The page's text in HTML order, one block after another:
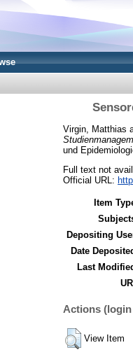
Virgin, Matthias
und
Full text not
Official URL:
Item
Depositing
Date
Last
Actions
View Item